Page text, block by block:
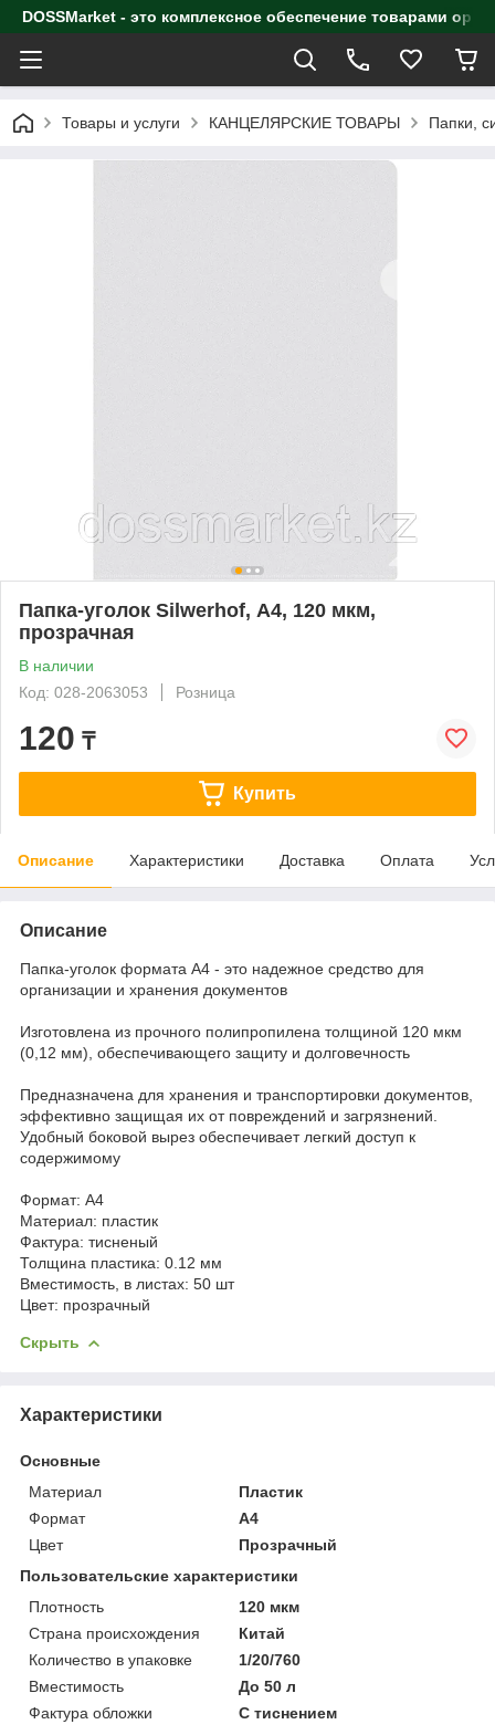
DOSSMarket - это комплексное обеспечение товарами
Товары и услуги КАНЦЕЛЯРСКИЕ ТОВАРЫ Папки,
Папка-уголок Silwerhof, А4, 120 мкм,
прозрачная
В наличии
Код: 028-2063053
Розница
120 ₸
Купить
Описание Характеристики Доставка Оплата
Описание
Папка-уголок формата А4 - это надежное средство для
организации и хранения документов
Изготовлена из прочного полипропилена толщиной 120 мкм
(0,12 мм), обеспечивающего защиту и долговечность
Предназначена для хранения и транспортировки документов,
эффективно защищая их от повреждений и загрязнений.
Удобный боковой вырез обеспечивает легкий доступ к
содержимому
Формат: А4
Материал: пластик
Фактура: тисненый
Толщина пластика: 0.12 мм
Вместимость, в листах: 50 шт
Цвет: прозрачный
Скрыть
Характеристики
Основные
Материал
Пластик
Формат
A4
Цвет
Прозрачный
Пользовательские характеристики
Плотность
120 мкм
Страна происхождения
Китай
Количество в упаковке
1/20/760
Вместимость
До 50 л
Фактура обложки
С тиснением